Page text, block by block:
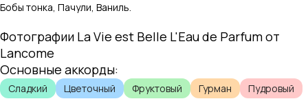
Бобы тонка, Пачули, Ваниль.
Фотографии La Vie est Belle L'Eau de Parfumот
Lancome
Основные аккорды:
Сладкий Цветочный Фруктовый Гурман Пудровый